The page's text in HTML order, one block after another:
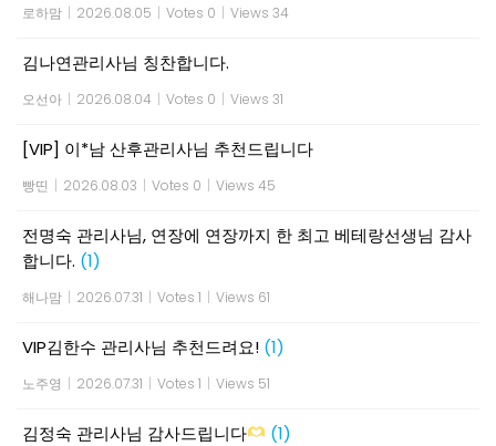
로하맘 | 2026.08.05 | Votes 0 | Views 34
김나연관리사님 칭찬합니다.
오선아 | 2026.08.04 | Votes 0 | Views 31
[VIP] 이*남 산후관리사님 추천드립니다
빵띤 | 2026.08.03 | Votes 0 | Views 45
전명숙 관리사님, 연장에 연장까지 한 최고 베테랑선생님 감사
합니다. (1)
해나맘 | 2026.07.31 | Votes 1 | Views 61
VIP김한수 관리사님 추천드려요! (1)
노주영 | 2026.07.31 | Votes 1 | Views 51
김정숙 관리사님 감사드립니다 (1)